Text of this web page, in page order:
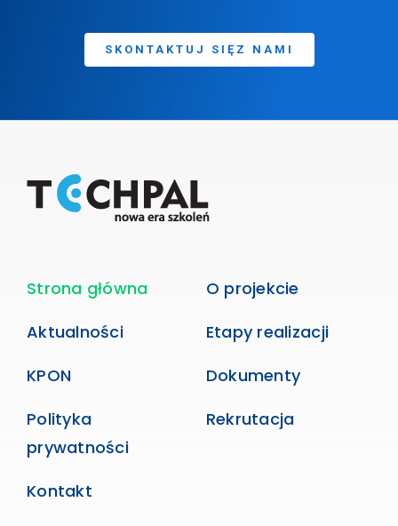
SKONTAKTUJ SIĘZ NAMI
Strona główna
Aktualności
KPON
Polityka
prywatności
Kontakt
O projekcie
Etapy realizacji
Dokumenty
Rekrutacja